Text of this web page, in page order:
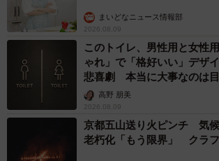
まいどなニュース情報部
2026.08.09
このトイレ、男性用と女性
ゃれ」で「格好いい」デザ
悲喜劇 本当に大事なのは
く…高野 朋美
2026.08.09
京都五山送り火ピンチ 気
老朽化「もう限界」 クラ